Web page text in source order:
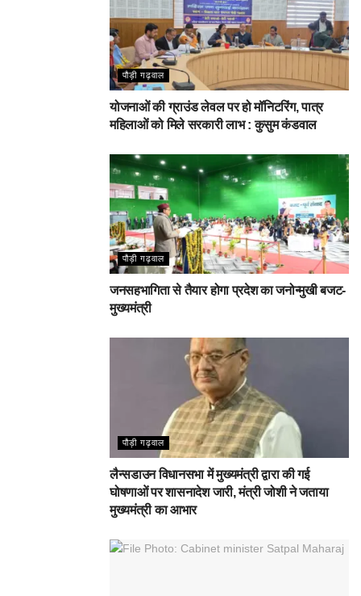
पौड़ी गढ़वाल
योजनाओं की ग्राउंड लेवल पर हो मॉनिटरिंग, पात्र
महिलाओं को मिले सरकारी लाभ : कुसुम कंडवाल
पौड़ी गढ़वाल
जनसहभागिता से तैयार होगा प्रदेश का जनोन्मुखी बजट-
मुख्यमंत्री
पौड़ी गढ़वाल
लैन्सडाउन विधानसभा में मुख्यमंत्री द्वारा की गई
घोषणाओं पर शासनादेश जारी, मंत्री जोशी ने जताया
मुख्यमंत्री का आभार